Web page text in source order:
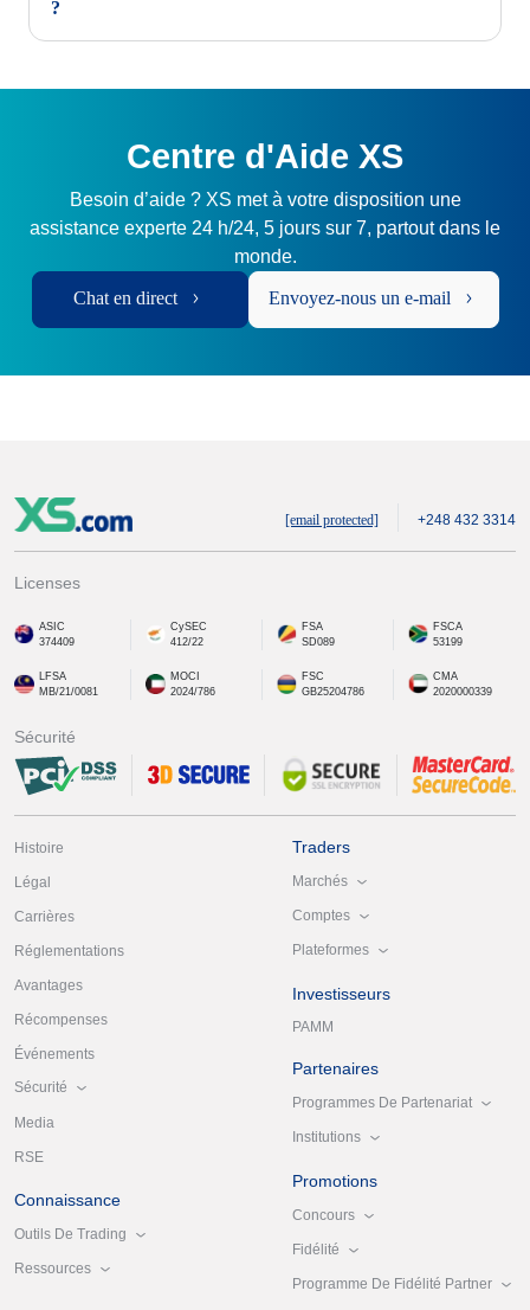
?
Centre d'Aide XS
Besoin d’aide ? XS met à votre disposition une
assistance experte 24 h/24, 5 jours sur 7, partout dans le
monde.
Chat en direct Envoyez-nous un e-mail
[email protected] +248 432 3314
Licenses
ASIC
374409
CySEC
412/22
FSA
SD089
FSCA
53199
LFSA
MB/21/0081
MOCI
2024/786
FSC
GB25204786
CMA
2020000339
Sécurité
Histoire
Légal
Carrières
Réglementations
Avantages
Récompenses
Événements
Sécurité
Media
RSE
Connaissance
Outils De Trading
Ressources
Traders
Marchés
Comptes
Plateformes
Investisseurs
PAMM
Partenaires
Programmes De Partenariat
Institutions
Promotions
Concours
Fidélité
Programme De Fidélité Partner